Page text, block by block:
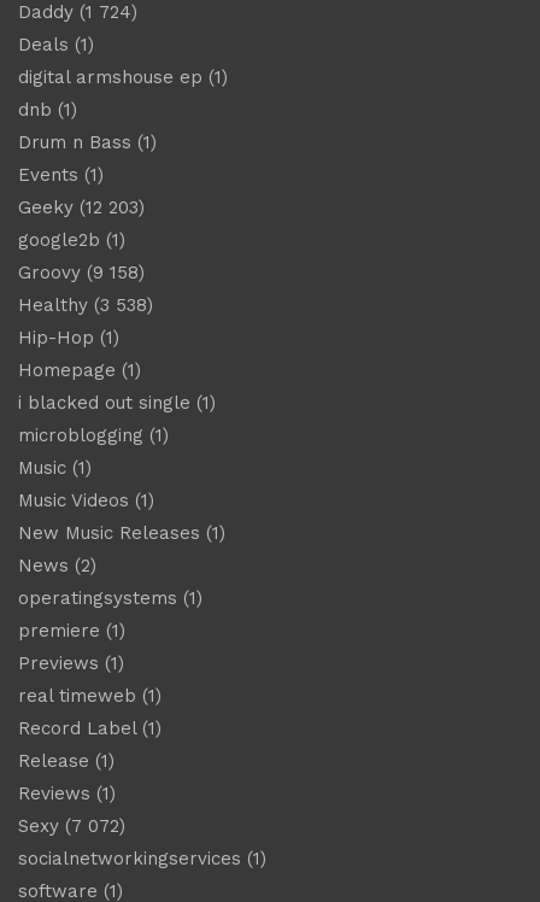
Daddy (1 724)
Deals (1)
digital armshouse ep (1)
dnb (1)
Drum n Bass (1)
Events (1)
Geeky (12 203)
google2b (1)
Groovy (9 158)
Healthy (3 538)
Hip-Hop (1)
Homepage (1)
i blacked out single (1)
microblogging (1)
Music (1)
Music Videos (1)
New Music Releases (1)
News (2)
operatingsystems (1)
premiere (1)
Previews (1)
real timeweb (1)
Record Label(1)
Release (1)
Reviews (1)
Sexy (7 072)
socialnetworkingservices (1)
software (1)